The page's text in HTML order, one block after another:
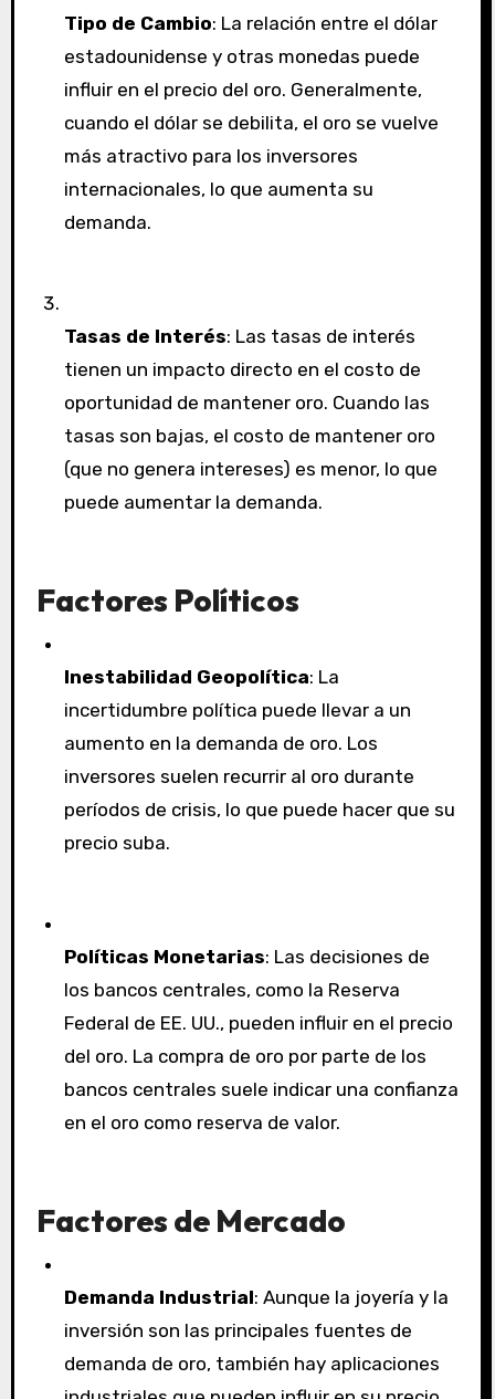
Tipo de Cambio: La relación entre el dólar
estadounidense y otras monedas puede
influir en el precio del oro. Generalmente,
cuando el dólar se debilita, el oro se vuelve
más atractivo para los inversores
internacionales, lo que aumenta su
demanda.
Tasas de Interés: Las tasas de interés
tienen un impacto directo en el costo de
oportunidad de mantener oro. Cuando las
tasas son bajas, el costo de mantener oro
(que no genera intereses) es menor, lo que
puede aumentar la demanda.
Factores Políticos
Inestabilidad Geopolítica: La
incertidumbre política puede llevar a un
aumento en la demanda de oro. Los
inversores suelen recurrir al oro durante
períodos de crisis, lo que puede hacer que su
precio suba.
Políticas Monetarias: Las decisiones de
los bancos centrales, como la Reserva
Federal de EE. UU., pueden influir en el precio
del oro. La compra de oro por parte de los
bancos centrales suele indicar una confianza
en el oro como reserva de valor.
Factores de Mercado
Demanda Industrial: Aunque la joyería y la
inversión son las principales fuentes de
demanda de oro, también hay aplicaciones